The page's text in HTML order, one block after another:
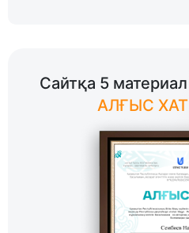
Сайтқа 5
АЛҒЫС ХАТ